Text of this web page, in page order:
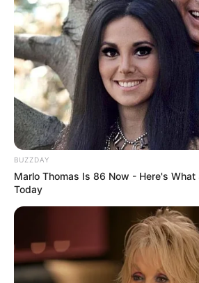
BUZZDAY
Marlo Thomas Is 86 Now - Here's What
Today